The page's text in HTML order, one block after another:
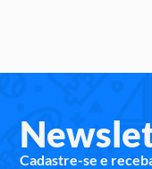
Cadastre-se e